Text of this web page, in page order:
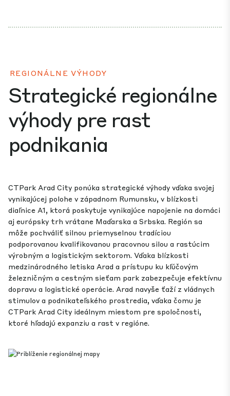
REGIONÁLNE VÝHODY
Strategické regionálne
výhody pre rast
podnikania
CTPark Arad City ponúka strategické výhody vďaka svojej
vynikajúcej polohe v západnom Rumunsku, v blízkosti
diaľnice A1, ktorá poskytuje vynikajúce napojenie na domáci
aj európsky trh vrátane Maďarska a Srbska. Región sa
môže pochváliť silnou priemyselnou tradíciou
podporovanou kvalifikovanou pracovnou silou a rastúcim
výrobným a logistickým sektorom. Vďaka blízkosti
medzinárodného letiska Arad a prístupu ku kľúčovým
železničným a cestným sieťam park zabezpečuje efektívnu
dopravu a logistické operácie. Arad navyše ťaží z vládnych
stimulov a podnikateľského prostredia, vďaka čomu je
CTPark Arad City ideálnym miestom pre spoločnosti,
ktoré hľadajú expanziu a rast v regióne.